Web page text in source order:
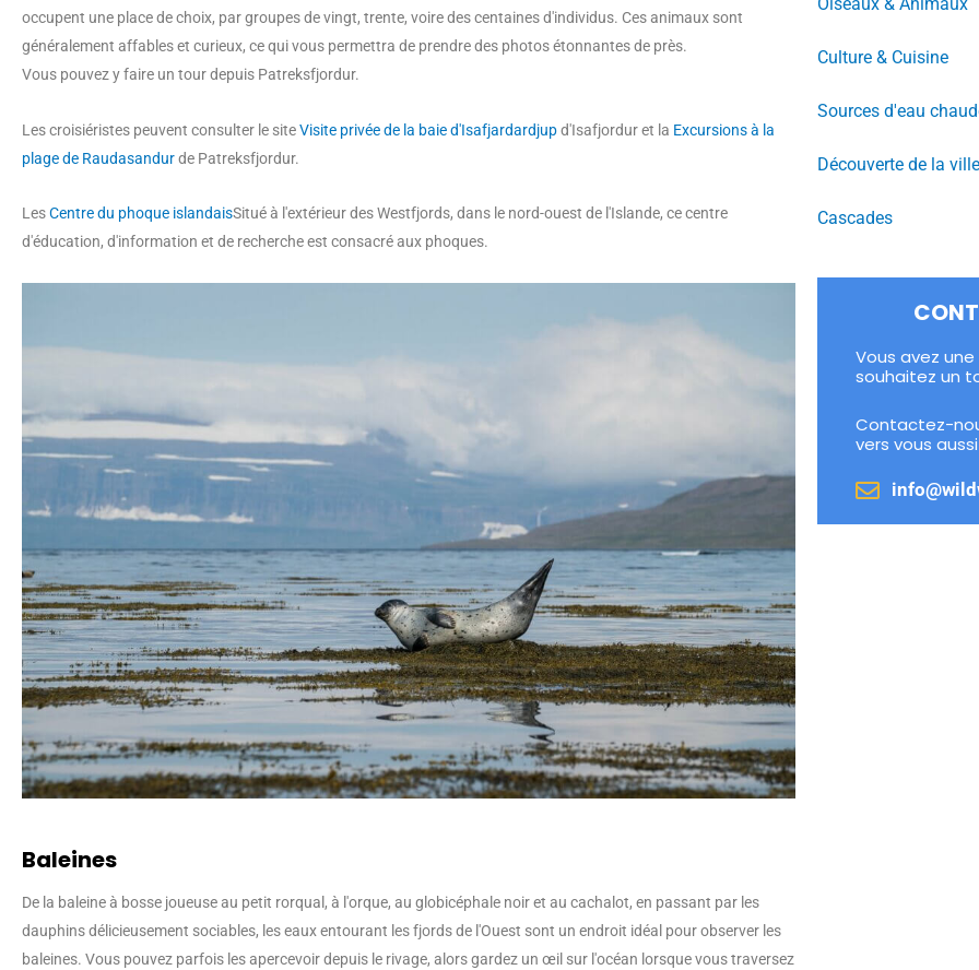
occupent une place de choix, par groupes de vingt, trente, voire des centaines d'individus. Ces animaux sont
généralement affables et curieux, ce qui vous permettra de prendre des photos étonnantes de près.
Vous pouvez y faire un tour depuis Patreksfjordur.
Les croisiéristes peuvent consulter le siteVisite privée de la baie d'Isafjardardjupd'Isafjordur et la Excursions à la
plage de Raudasandurde Patreksfjordur.
LesCentre du phoque islandaisSitué à l'extérieur des Westfjords, dans le nord-ouest de l'Islande, ce centre
d'éducation, d'information et de recherche est consacré aux phoques.
Baleines
De la baleine à bosse joueuse au petit rorqual, à l'orque, au globicéphale noir et au cachalot, en passant par les
dauphins délicieusement sociables, les eaux entourant les fjords de l'Ouest sont un endroit idéal pour observer les
baleines. Vous pouvez parfois les apercevoir depuis le rivage, alors gardez un œil sur l'océan lorsque vous traversez
Culture & Cuisine
Sources d'eau
Découverte de la ville
Cascades
Vous avez
souhaitez un
Contactez-
vers vous